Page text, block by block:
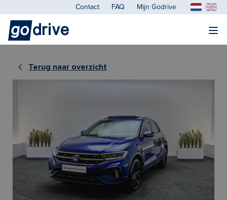
Contact FAQ Mijn Godrive
Terug naar overzicht